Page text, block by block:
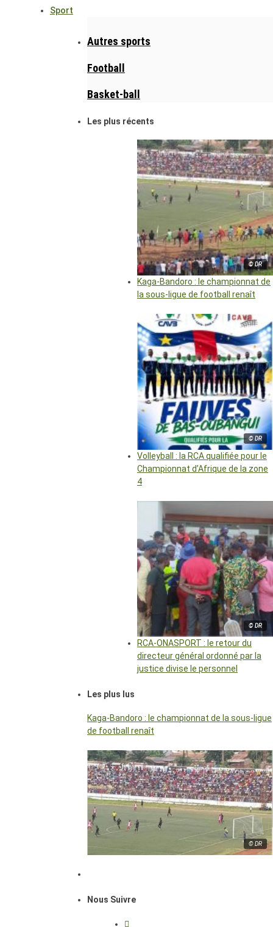
Sport
Autres sports
Football
Basket-ball
Les plus récents
© DR
Kaga-Bandoro : le championnat de
la sous-ligue de football renaît
© DR
Volleyball : la RCA qualifiée pour le
Championnat d’Afrique de la zone
4
© DR
RCA-ONASPORT : le retour du
directeur général ordonné par la
justice divise le personnel
Les plus lus
Kaga-Bandoro : le championnat de la sous-ligue
de football renaît
© DR
Nous Suivre